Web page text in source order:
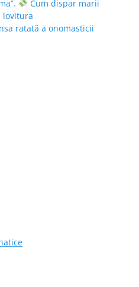
Cum dispar marii
lovitura
ratată a onomasticii